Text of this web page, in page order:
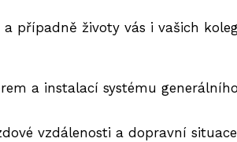
případně životy vás i vašich
a instalací systému
vzdálenosti a dopravní